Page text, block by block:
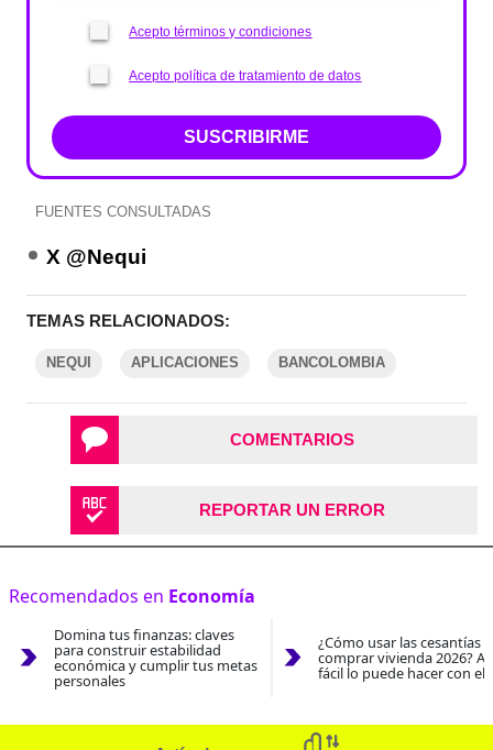
Acepto términos y condiciones
Acepto política de tratamiento de datos
SUSCRIBIRME
FUENTES CONSULTADAS
X @Nequi
TEMAS RELACIONADOS:
NEQUI APLICACIONES BANCOLOMBIA
COMENTARIOS
REPORTAR UN ERROR
Recomendados en Economía
Domina tus finanzas: claves
para construir estabilidad
económica y cumplir tus metas
personales
¿Cómo usar las cesantías
comprar vivienda 2026?
fácil lo puede hacer con el